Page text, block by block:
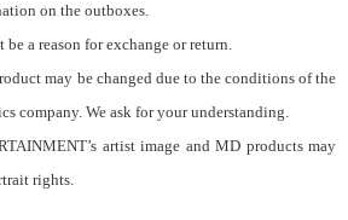
on the outboxes.
be a reason for exchange or return.
may be changed due to the conditions of the
company. We ask for your understanding.
artist image and MD products may
rights.